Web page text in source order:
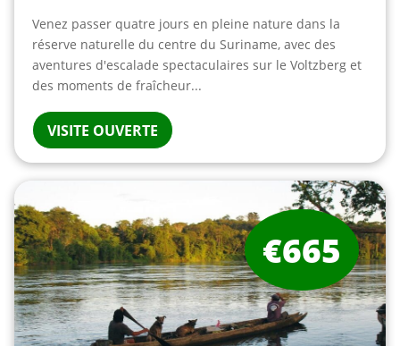
Venez passer quatre jours en pleine nature dans la
réserve naturelle du centre du Suriname, avec des
aventures d'escalade spectaculaires sur le Voltzberg et
des moments de fraîcheur...
VISITE OUVERTE
€665